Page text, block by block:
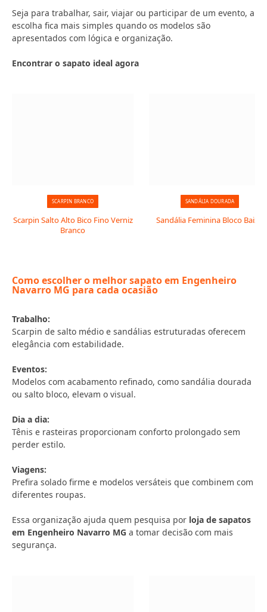
Seja para trabalhar, sair, viajar ou participar de um evento, a
escolha fica mais simples quando os modelos são
apresentados com lógica e organização.
Encontrar o sapato ideal agora
SCARPIN BRANCO
Scarpin Salto Alto Bico Fino Verniz
Branco
SANDÁLIA DOURADA
Sandália Feminina Bloco Baixo
Como escolher o melhor sapato em Engenheiro
Navarro MG para cada ocasião
Trabalho:
Scarpin de salto médio e sandálias estruturadas oferecem
elegância com estabilidade.
Eventos:
Modelos com acabamento refinado, como sandália dourada
ou salto bloco, elevam o visual.
Dia a dia:
Tênis e rasteiras proporcionam conforto prolongado sem
perder estilo.
Viagens:
Prefira solado firme e modelos versáteis que combinem com
diferentes roupas.
Essa organização ajuda quem pesquisa por loja de sapatos
em Engenheiro Navarro MG a tomar decisão com mais
segurança.